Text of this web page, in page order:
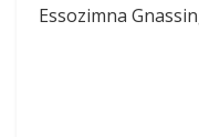
Essozimna